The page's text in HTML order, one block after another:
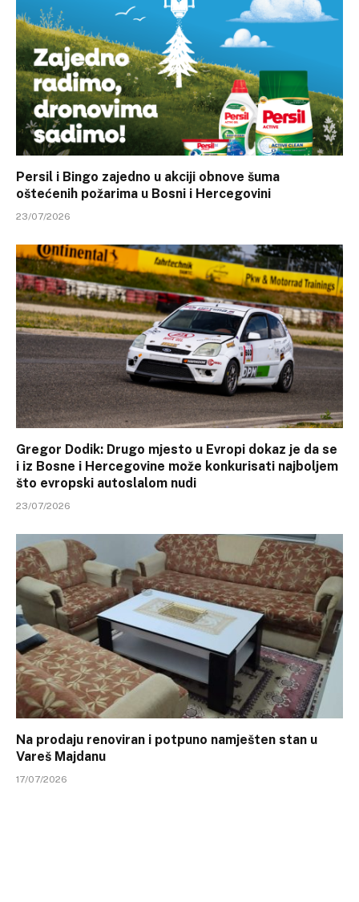
Persil i Bingo zajedno u akciji obnove šuma
oštećenih požarima u Bosni i Hercegovini
23/07/2026
Gregor Dodik: Drugo mjesto u Evropi dokaz je da se
i iz Bosne i Hercegovine može konkurisati najboljem
što evropski autoslalom nudi
23/07/2026
Na prodaju renoviran i potpuno namješten stan u
Vareš Majdanu
17/07/2026